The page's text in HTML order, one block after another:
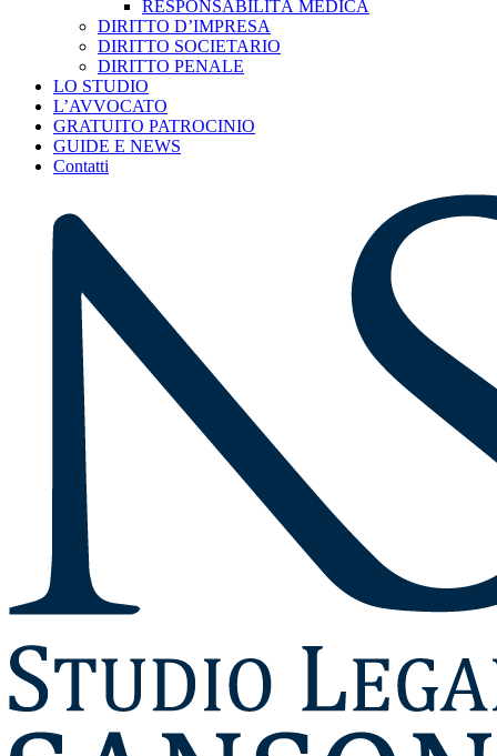
RESPONSABILITÀ MEDICA
DIRITTO D’IMPRESA
DIRITTO SOCIETARIO
DIRITTO PENALE
LO STUDIO
L’AVVOCATO
GRATUITO PATROCINIO
GUIDE E NEWS
Contatti